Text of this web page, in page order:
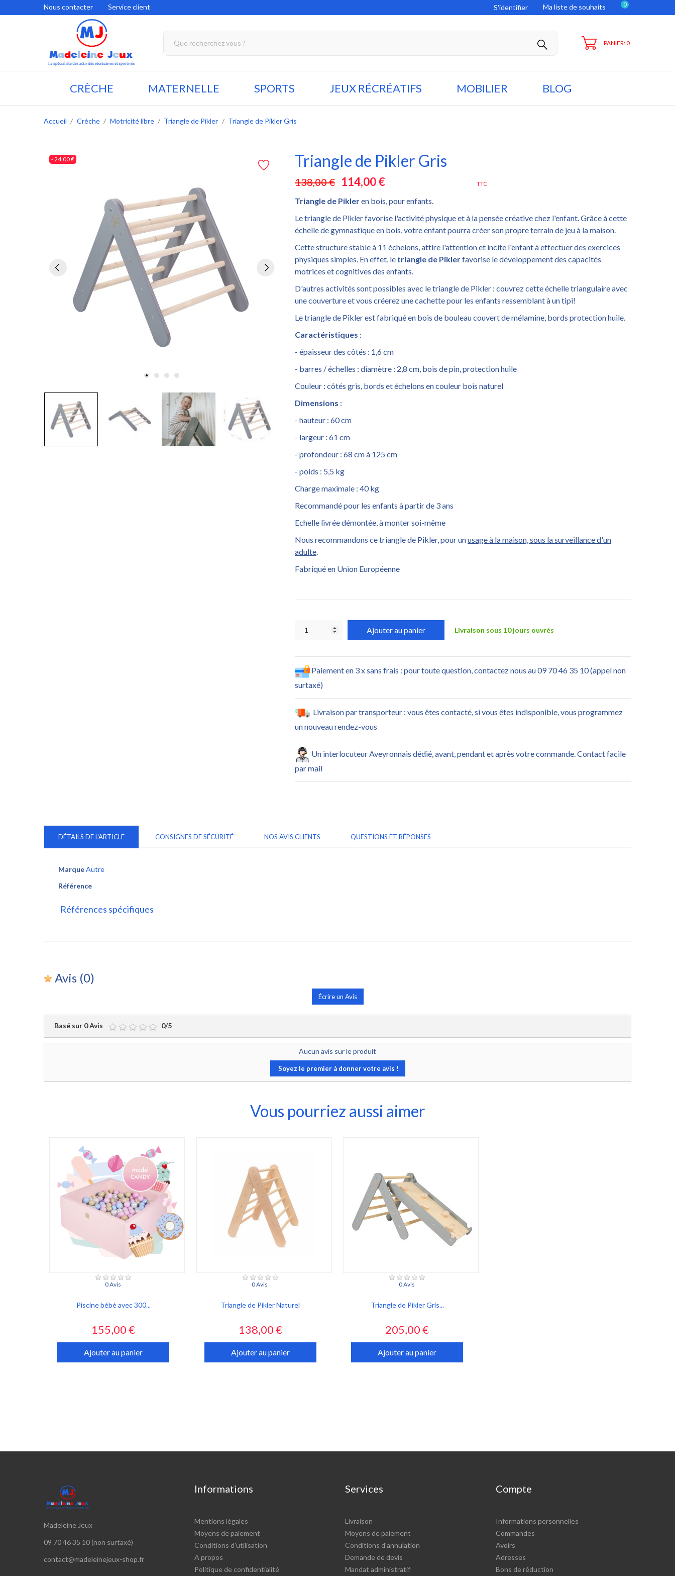
Nous contacter Service client S'identifier Ma liste de souhaits 0
PANIER: 0
CRÈCHE MATERNELLE SPORTS JEUX RÉCRÉATIFS MOBILIER BLOG
Accueil Crèche Motricité libre Triangle de Pikler Triangle de Pikler Gris
- 24,00 € Triangle de Pikler Gris
138,00 € 114,00 € TTC
Triangle de Pikleren bois, pour enfants.
Le triangle de Pikler favorise l'activité physique et à la pensée créative chez l'enfant. Grâce à cette
échelle de gymnastique en bois, votre enfant pourra créer son propre terrain de jeu à la maison.
Cette structure stable à 11 échelons, attire l'attention et incite l'enfant à effectuer des exercices
physiques simples. En effet, le triangle de Piklerfavorise le développement des capacités
motrices et cognitives des enfants.
D'autres activités sont possibles avec le triangle de Pikler : couvrez cette échelle triangulaire avec
une couverture et vous créerez une cachette pour les enfants ressemblant à un tipi!
Le triangle de Pikler est fabriqué en bois de bouleau couvert de mélamine, bords protection huile.
Caractéristiques :
- épaisseur des côtés : 1,6 cm
- barres / échelles : diamètre : 2,8 cm, bois de pin, protection huile
Couleur : côtés gris, bords et échelons en couleur bois naturel
Dimensions :
- hauteur : 60 cm
- largeur : 61 cm
- profondeur : 68 cm à 125 cm
- poids : 5,5 kg
Charge maximale : 40 kg
Recommandé pour les enfants à partir de 3 ans
Echelle livrée démontée, à monter soi-même
Nous recommandons ce triangle de Pikler, pour unusage à la maison, sous la surveillance d'un
adulte
Fabriqué en Union Européenne
Ajouter au panier Livraison sous 10 jours ouvrés
Paiement en 3 x sans frais : pour toute question, contactez nous au 09 70 46 35 10 (appel non
surtaxé)
Livraison par transporteur : vous êtes contacté, si vous êtes indisponible, vous programmez
un nouveau rendez-vous
Un interlocuteur Aveyronnais dédié, avant, pendant et après votre commande. Contact facile
par mail
DÉTAILS DE L'ARTICLE CONSIGNES DE SÉCURITÉ NOS AVIS CLIENTS QUESTIONS ET RÉPONSES
MarqueAutre
Référence
Références spécifiques
Avis (0)
Écrire un Avis
Basé sur 0Avis - 0/5
Aucun avis sur le produit
Soyez le premier à donner votre avis !
Vous pourriez aussi aimer
0 Avis
Piscine bébé avec 300...
Prix
155,00 €
Ajouter au panier
0 Avis
Triangle de Pikler Naturel
Prix
138,00 €
Ajouter au panier
0 Avis
Triangle de Pikler Gris...
Prix
205,00 €
Ajouter au panier
 
Madeleine Jeux
09 70 46 35 10 (non surtaxé)
contact@madeleinejeux-shop.fr
Informations
Mentions légales
Moyens de paiement
Conditions d'utilisation
A propos
Politique de confidentialité
Services
Livraison
Moyens de paiement
Conditions d'annulation
Demande de devis
Mandat administratif
Compte
Informations personnelles
Commandes
Avoirs
Adresses
Bons de réduction